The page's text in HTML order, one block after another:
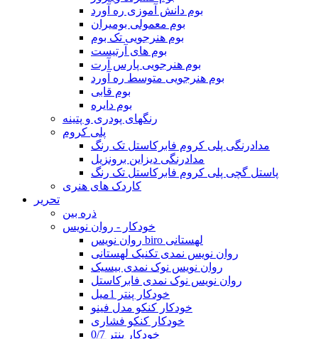
بوم دانش آموزی ره آورد
بوم معمولی بومیران
بوم هنرجویی تک بوم
بوم های آرتیست
بوم هنرجویی پارس آرت
بوم هنرجویی متوسط ره آورد
بوم قابی
بوم دایره
رنگهای پودری و پتینه
پلی کروم
مدادرنگی پلی کروم فابرکاستل تک رنگ
مدادرنگی دیزاین برونزیل
پاستل گچی پلی کروم فابرکاستل تک رنگ
کاردک های هنری
تحریر
ذره بین
خودکار - روان نویس
روان نویس biro لهستانی
روان نویس نمدی تکنیک لهستانی
روان نویس نوک نمدی بیسیک
روان نویس نوک نمدی فابرکاستل
خودکار پنتر 1میل
خودکار کنکو مدل فینو
خودکار کنکو فشاری
خودکار پنتر 0/7